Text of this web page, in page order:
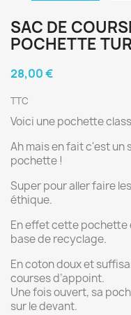
SAC DE
POCHETTE
28,00 €
TTC
Voici une pochette
Ah mais en fait c'est un
pochette !
Super pour aller faire
éthique.
En effet cette
base de recyclage.
En coton doux et
courses d’appoint.
Une fois ouvert, sa
sur le devant.